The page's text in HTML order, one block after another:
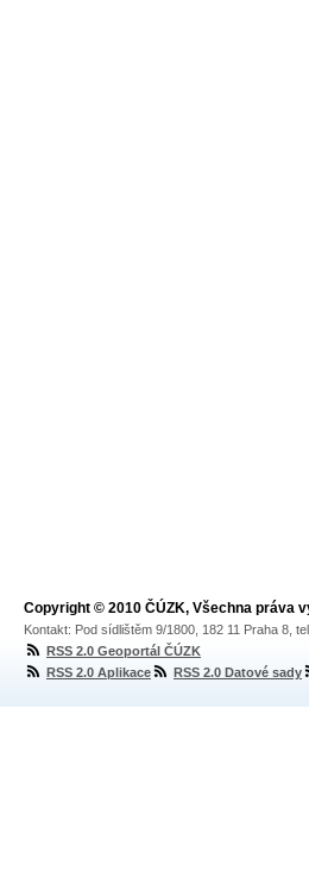
Copyright © 2010 ČÚZK, Všechna práva
Kontakt: Pod sídlištěm 9/1800, 182 11 Praha 8,
RSS 2.0 Geoportál ČÚZK
RSS 2.0 Aplikace
RSS 2.0 Datové sady